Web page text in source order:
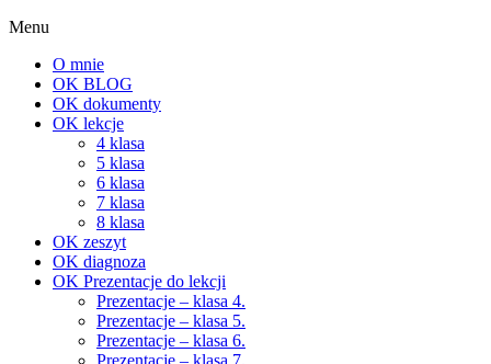
Menu
O mnie
OK BLOG
OK dokumenty
OK lekcje
4 klasa
5 klasa
6 klasa
7 klasa
8 klasa
OK zeszyt
OK diagnoza
OK Prezentacje do lekcji
Prezentacje – klasa 4.
Prezentacje – klasa 5.
Prezentacje – klasa 6.
Prezentacje – klasa 7.